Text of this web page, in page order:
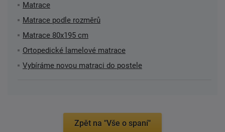
Matrace
Matrace podle rozměrů
Matrace 80x195 cm
Ortopedické lamelové matrace
Vybíráme novou matraci do postele
Zpět na "Vše o spaní"